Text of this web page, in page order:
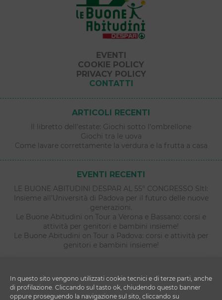
In questo sito vengono utilizzati cookie tecnici e di terze parti, anche
di profilazione. Cliccando sul tasto ok, chiudendo questo banner
oppure proseguendo la navigazione sul sito, cliccando su
EVENTI
COOKIE POLICY
PRIVACY POLICY
CONTATTI
ARTICOLI RECENTI
Il libretto dell’estate: Giochi sotto l’ombrellone
Giochi tra le uova
Come lavare correttamente la verdura e la frutta a casa
EVENTI RECENTI
LE BUONE ABITUDINI DESPAR AL 55° CONGRESSO SItI:
Insieme all’Università di Padova per il futuro delle nuove
generazioni.
Le Buone Abitudini on Tour a Verona e Bassano: corsi e
attività per genitori e bambini insieme!
Le Buone Abitudini on Tour a Padova: corsi e attività per
genitori e bambini insieme!